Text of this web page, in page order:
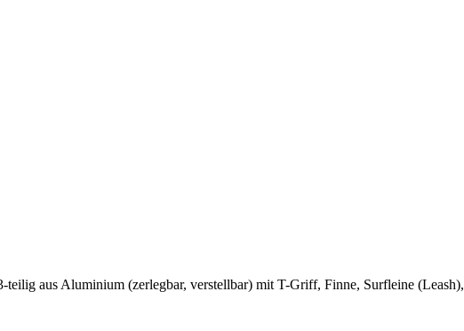
teilig aus Aluminium (zerlegbar, verstellbar) mit T-Griff, Finne, Surfleine